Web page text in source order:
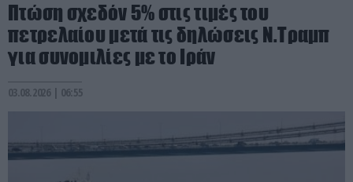
Πτώση σχεδόν 5% στις τιμές του
πετρελαίου μετά τις δηλώσεις Ν.Τραμπ
για συνομιλίες με το Ιράν
03.08.2026 | 06:55